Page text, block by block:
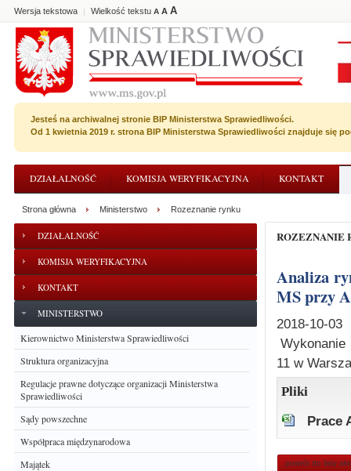
Wersja tekstowa | Wielkość tekstu A A A
Jesteś na archiwalnej stronie BIP Ministerstwa Sprawiedliwości.
Od 1 kwietnia 2019 r. strona BIP Ministerstwa Sprawiedliwości znajduje się
DZIAŁALNOŚĆ KOMISJA WERYFIKACYJNA KONTAKT
DZIAŁALNOŚĆ
KOMISJA WERYFIKACYJNA
KONTAKT
MINISTERSTWO
Kierownictwo Ministerstwa Sprawiedliwości
Struktura organizacyjna
Regulacje prawne dotyczące organizacji Ministerstwa
Sprawiedliwości
Sądy powszechne
Współpraca międzynarodowa
Majątek
Strona główna Ministerstwo Rozeznanie rynku
ROZEZNANIE
Analiza rynku - Wykonanie robót alpinistycznych na elewacji gmachu
MS przy
2018-10-03
Wykonanie
11 w
Pliki
Prace
powrót do listy